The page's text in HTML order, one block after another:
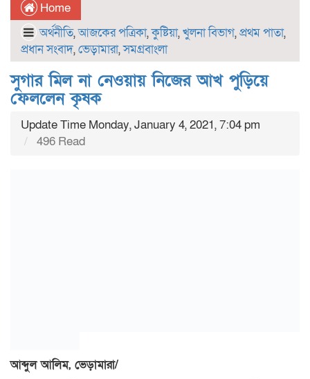
Home
অর্থনীতি,আজকের পত্রিকা,কুষ্টিয়া,খুলনা বিভাগ,প্রথম পাতা,
প্রধান সংবাদ,ভেড়ামারা,সমগ্রবাংলা
সুগার মিল না নেওয়ায় নিজের আখ পুড়িয়ে
ফেললেন কৃষক
Update Time Monday, January 4, 2021, 7:04 pm
496 Read
আব্দুল আলিম, ভেড়ামারা/